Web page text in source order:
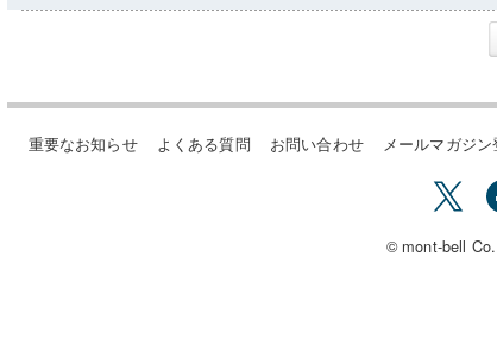
重要なお知らせ よくある質問 お問い合わせ メールマガジン
© mont-bell